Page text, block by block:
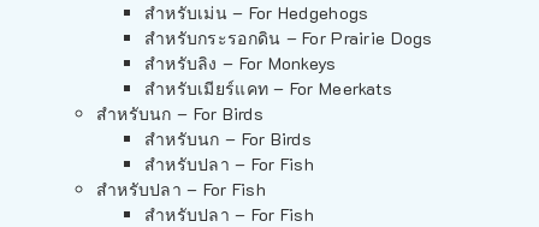
สำหรับเม่น – For Hedgehogs
สำหรับกระรอกดิน – For Prairie Dogs
สำหรับลิง – For Monkeys
สำหรับเมียร์แคท – For Meerkats
สำหรับนก – For Birds
สำหรับนก – For Birds
สำหรับปลา – For Fish
สำหรับปลา – For Fish
สำหรับปลา – For Fish